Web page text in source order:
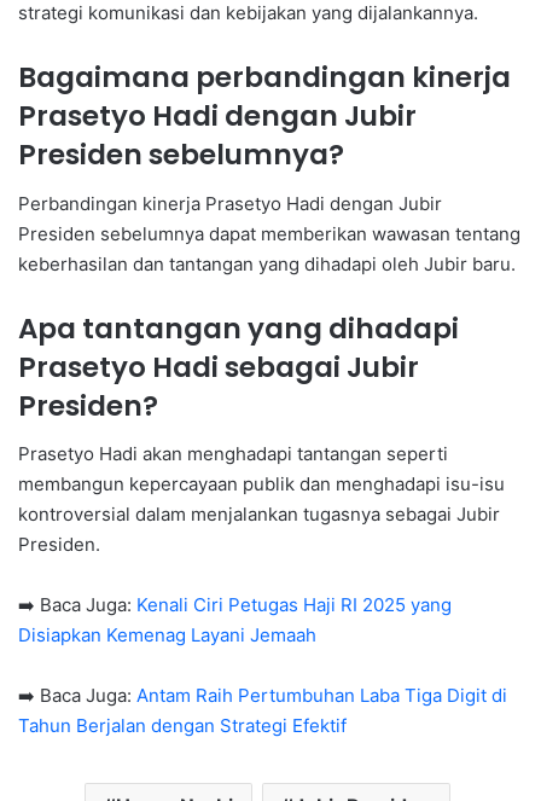
strategi komunikasi dan kebijakan yang dijalankannya.
Bagaimana perbandingan kinerja
Prasetyo Hadi dengan Jubir
Presiden sebelumnya?
Perbandingan kinerja Prasetyo Hadi dengan Jubir
Presiden sebelumnya dapat memberikan wawasan tentang
keberhasilan dan tantangan yang dihadapi oleh Jubir baru.
Apa tantangan yang dihadapi
Prasetyo Hadi sebagai Jubir
Presiden?
Prasetyo Hadi akan menghadapi tantangan seperti
membangun kepercayaan publik dan menghadapi isu-isu
kontroversial dalam menjalankan tugasnya sebagai Jubir
Presiden.
➡️ Baca Juga: Kenali Ciri Petugas Haji RI 2025 yang
Disiapkan Kemenag Layani Jemaah
➡️ Baca Juga: Antam Raih Pertumbuhan Laba Tiga Digit di
Tahun Berjalan dengan Strategi Efektif